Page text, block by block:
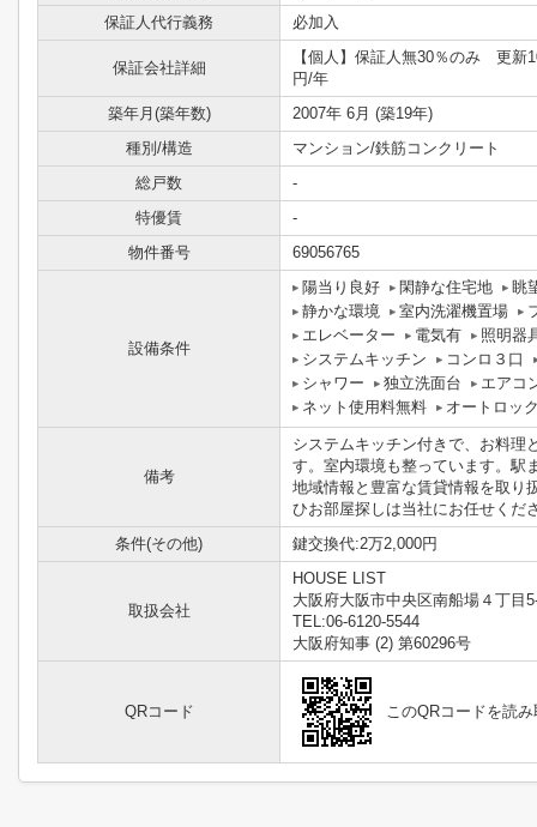
保証人代行義務
必加入
保証会社詳細
【個人】保証人無30％のみ 更新
円/年
築年月(築年数)
2007年 6月 (築19年)
種別/構造
マンション/鉄筋コンクリート
総戸数
-
特優賃
-
物件番号
69056765
設備条件
陽当り良好 閑静な住宅地
眺
静かな環境
室内洗濯機置場
エレベーター
電気有
照明器
システムキッチン
コンロ３口
シャワー
独立洗面台
エアコ
ネット使用料無料
オートロッ
備考
システムキッチン付きで、お料理
す。室内環境も整っています。駅
地域情報と豊富な賃貸情報を取り
ひお部屋探しは当社にお任せくだ
条件(その他)
鍵交換代:2万2,000円
取扱会社
HOUSE LIST
大阪府大阪市中央区南船場４丁目
TEL:06-6120-5544
大阪府知事 (2) 第60296号
QRコード このQRコードを読